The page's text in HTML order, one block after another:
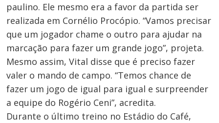
paulino. Ele mesmo era a favor da partida ser
realizada em Cornélio Procópio. “Vamos precisar
que um jogador chame o outro para ajudar na
marcação para fazer um grande jogo”, projeta.
Mesmo assim, Vital disse que é preciso fazer
valer o mando de campo. “Temos chance de
fazer um jogo de igual para igual e surpreender
a equipe do Rogério Ceni”, acredita.
Durante o último treino no Estádio do Café,